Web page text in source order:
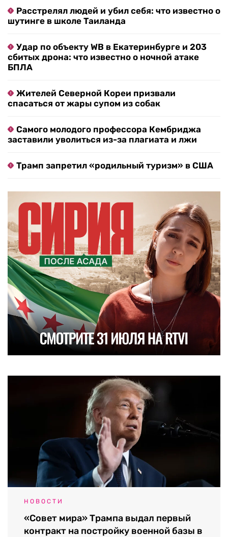
Расстрелял людей и убил себя: что известно о
шутинге в школе Таиланда
Удар по объекту WB в Екатеринбурге и 203
сбитых дрона: что известно о ночной атаке
БПЛА
Жителей Северной Кореи призвали
спасаться от жары супом из собак
Самого молодого профессора Кембриджа
заставили уволиться из-за плагиата и лжи
Трамп запретил «родильный туризм» в США
НОВОСТИ
«Совет мира» Трампа выдал первый
контракт на постройку военной базы в